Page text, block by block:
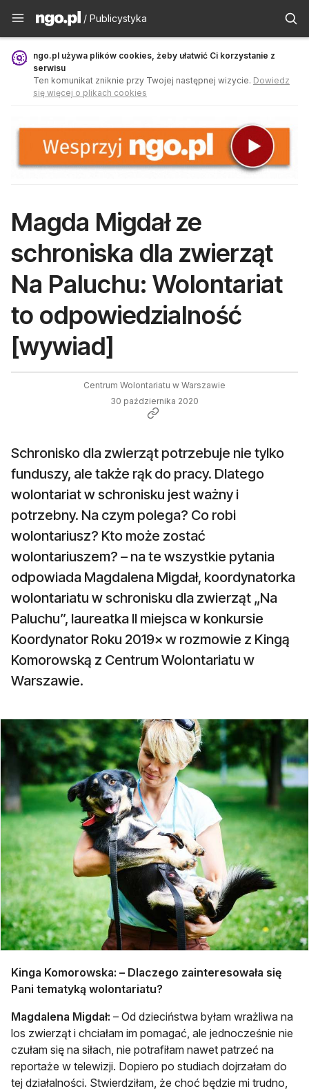
Publicystyka - ngo.pl
/ Publicystyka
ngo.pl używa plików cookies, żeby ułatwić Ci korzystanie z
serwisu
Ten komunikat zniknie przy Twojej następnej wizycie. Dowiedz
się więcej o plikach cookies
Magda Migdał ze
schroniska dla zwierząt
Na Paluchu: Wolontariat
to odpowiedzialność
[wywiad]
Centrum Wolontariatu w Warszawie
30 października 2020
Schronisko dla zwierząt potrzebuje nie tylko
funduszy, ale także rąk do pracy. Dlatego
wolontariat w schronisku jest ważny i
potrzebny. Na czym polega? Co robi
wolontariusz? Kto może zostać
wolontariuszem? – na te wszystkie pytania
odpowiada Magdalena Migdał, koordynatorka
wolontariatu w schronisku dla zwierząt „Na
Paluchu”, laureatka II miejsca w konkursie
Koordynator Roku 2019× w rozmowie z Kingą
Komorowską z Centrum Wolontariatu w
Warszawie.
Kinga Komorowska: – Dlaczego zainteresowała się
Pani tematyką wolontariatu?
Magdalena Migdał: – Od dzieciństwa byłam wrażliwa na
los zwierząt i chciałam im pomagać, ale jednocześnie nie
czułam się na siłach, nie potrafiłam nawet patrzeć na
reportaże w telewizji. Dopiero po studiach dojrzałam do
tej działalności. Stwierdziłam, że choć będzie mi trudno,